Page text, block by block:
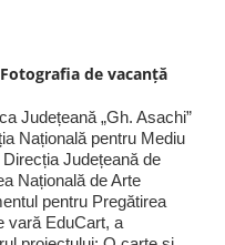
de vacanță
Județeană „Gh. Asachi”
Națională pentru Mediu
Județeană de
Națională de Arte
pentru Pregătirea
vară EduCart, a